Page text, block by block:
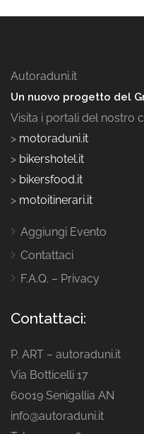
Autoraduni.it
Un nuovo progetto del
Visita i portali del nostro
> motoraduni.it
> bikershotel.it
> bikersfood.it
> motoitinerari.it
Aggiungi Evento
Contattaci
F.A.Q. – Privacy
Contattaci:
P. ART – autoraduni.it
Via Botticelli 17
60019 Senigallia AN
info@autoraduni.it